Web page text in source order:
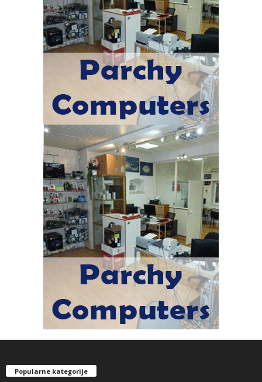
Popularne kategorije